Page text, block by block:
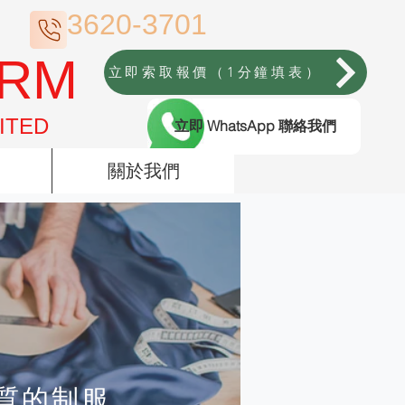
3620-3701
立即索取報價（1分鐘填表）
立即 WhatsApp 聯絡我們
關於我們